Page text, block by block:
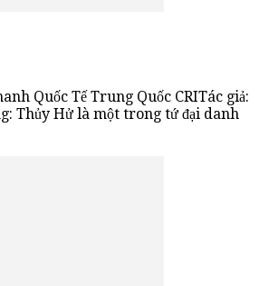
Quốc Tế Trung Quốc CRITác giả:
Thủy Hử là một trong tứ đại danh